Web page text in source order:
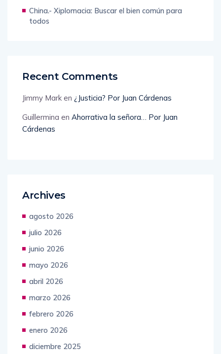
China.- Xiplomacia: Buscar el bien común para
todos
Recent Comments
Jimmy Mark en ¿Justicia? Por Juan Cárdenas
Guillermina en Ahorrativa la señora… Por Juan
Cárdenas
Archives
agosto 2026
julio 2026
junio 2026
mayo 2026
abril 2026
marzo 2026
febrero 2026
enero 2026
diciembre 2025